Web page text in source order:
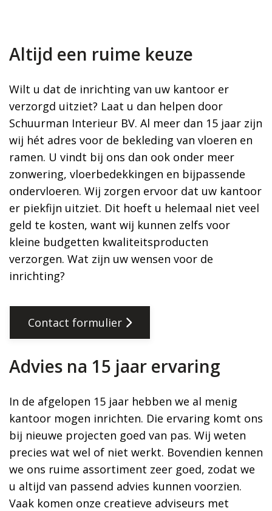
Altijd een ruime keuze
Wilt u dat de inrichting van uw kantoor er
verzorgd uitziet? Laat u dan helpen door
Schuurman Interieur BV. Al meer dan 15 jaar zijn
wij hét adres voor de bekleding van vloeren en
ramen. U vindt bij ons dan ook onder meer
zonwering, vloerbedekkingen en bijpassende
ondervloeren. Wij zorgen ervoor dat uw kantoor
er piekfijn uitziet. Dit hoeft u helemaal niet veel
geld te kosten, want wij kunnen zelfs voor
kleine budgetten kwaliteitsproducten
verzorgen. Wat zijn uw wensen voor de
inrichting?
Contact formulier
Advies na 15 jaar ervaring
In de afgelopen 15 jaar hebben we al menig
kantoor mogen inrichten. Die ervaring komt ons
bij nieuwe projecten goed van pas. Wij weten
precies wat wel of niet werkt. Bovendien kennen
we ons ruime assortiment zeer goed, zodat we
u altijd van passend advies kunnen voorzien.
Vaak komen onze creatieve adviseurs met